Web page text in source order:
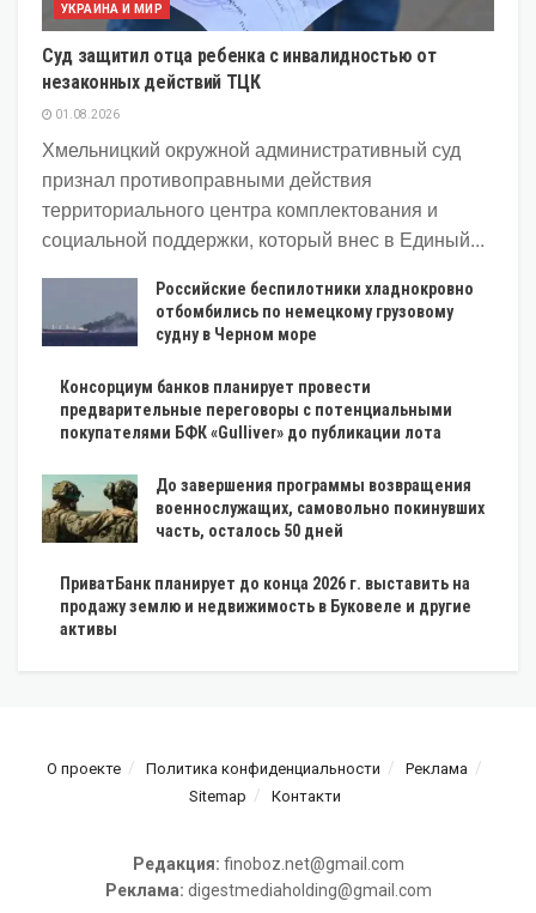
УКРАИНА И МИР
Суд защитил отца ребенка с инвалидностью от
незаконных действий ТЦК
01.08.2026
Хмельницкий окружной административный суд
признал противоправными действия
территориального центра комплектования и
социальной поддержки, который внес в Единый...
Российские беспилотники хладнокровно
отбомбились по немецкому грузовому
судну в Черном море
Консорциум банков планирует провести
предварительные переговоры с потенциальными
покупателями БФК «Gulliver» до публикации лота
До завершения программы возвращения
военнослужащих, самовольно покинувших
часть, осталось 50 дней
ПриватБанк планирует до конца 2026 г. выставить на
продажу землю и недвижимость в Буковеле и другие
активы
О проекте Политика конфиденциальности
Реклама
Sitemap
Контакти
Редакция: finoboz.net@gmail.com
Реклама: digestmediaholding@gmail.com